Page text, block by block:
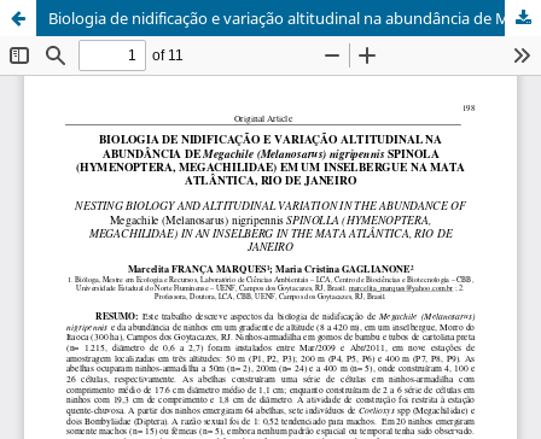
Biologia de nidificação e variação altitudinal na abundância de Megachile (Melanosarus) nigripennis Spinola (Hymenoptera, Megachilidae) em um inselberg na Mata Atlântica, Rio de Janeiro